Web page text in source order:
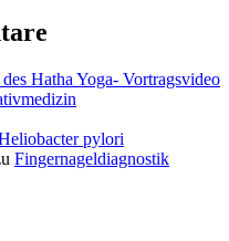
Hatha Yoga- Vortragsvideo
pylori
Fingernageldiagnostik